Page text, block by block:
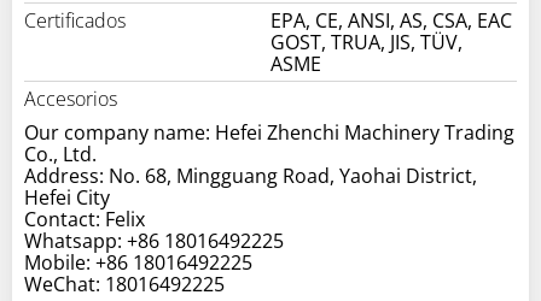
Certificados
EPA, CE, ANSI, AS, CSA, EAC
GOST, TRUA, JIS, TÜV,
ASME
Accesorios
Our company name: Hefei Zhenchi Machinery Trading
Co., Ltd.
Address: No. 68, Mingguang Road, Yaohai District,
Hefei City
Contact: Felix
Whatsapp: +86 18016492225
Mobile: +86 18016492225
WeChat: 18016492225